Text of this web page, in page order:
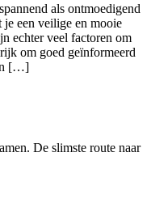
als ontmoedigend
een veilige en mooie
echter veel factoren om
om goed geïnformeerd
In […]
De slimste route naar